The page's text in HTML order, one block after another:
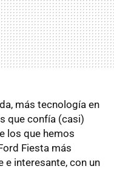
más tecnología en
que confía (casi)
los que hemos
Fiesta más
e interesante, con un